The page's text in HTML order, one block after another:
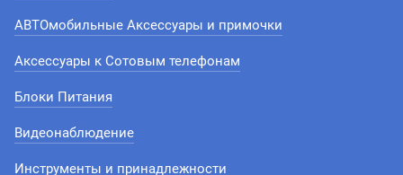
АВТОмобильные Аксессуары и примочки
Аксессуары к Сотовым телефонам
Блоки Питания
Видеонаблюдение
Инструменты и принадлежности